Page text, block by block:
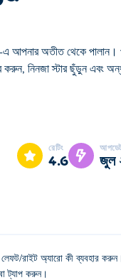
আপনার অতীত থেকে পালান।
করুন, নিনজা স্টার ছুঁড়ুন এবং
গেমস এর একটি।
রেটিং
4.6
রাইট অ্যারো কী ব্যবহার
ট্যাপ করুন।